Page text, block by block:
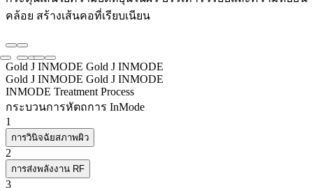
คล้อย สร้างเส้นคอที่เรียบเนียน
Gold J INMODE Gold J INMODE
Gold J INMODE Gold J INMODE
INMODE Treatment Process
กระบวนการหัตถการ InMode
1
การวินิจฉัยสภาพผิว
2
การส่งพลังงาน RF
3